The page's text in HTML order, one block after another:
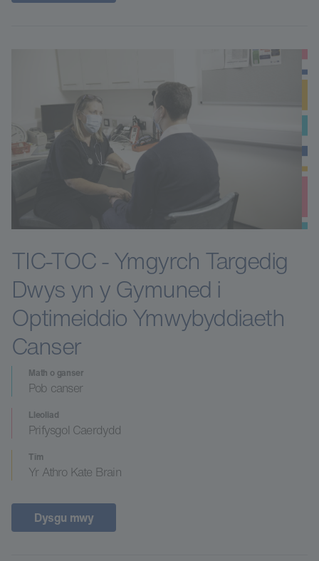
TIC-TOC - Ymgyrch Targedig
Dwys yn y Gymuned i
Optimeiddio Ymwybyddiaeth
Canser
Math o ganser
Pob canser
Lleoliad
Prifysgol Caerdydd
Tîm
Yr Athro Kate Brain
Dysgu mwy